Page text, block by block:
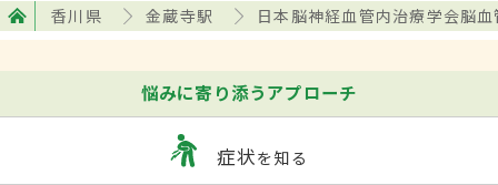
香川県 金蔵寺駅 日本脳神経血管内治療学会脳
悩みに寄り添うアプローチ
症状を知る